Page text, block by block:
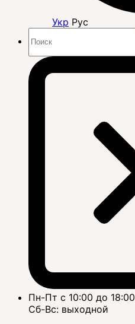
Укр Рус
Пн-Пт с 10:00 до 18:00
Сб-Вс: выходной